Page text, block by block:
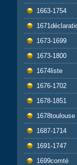
1663-1754
1673-1699
1673-1800
1674liste
1676-1702
1678-1851
1678toulouse
1687-1714
1691-1747
1699comté